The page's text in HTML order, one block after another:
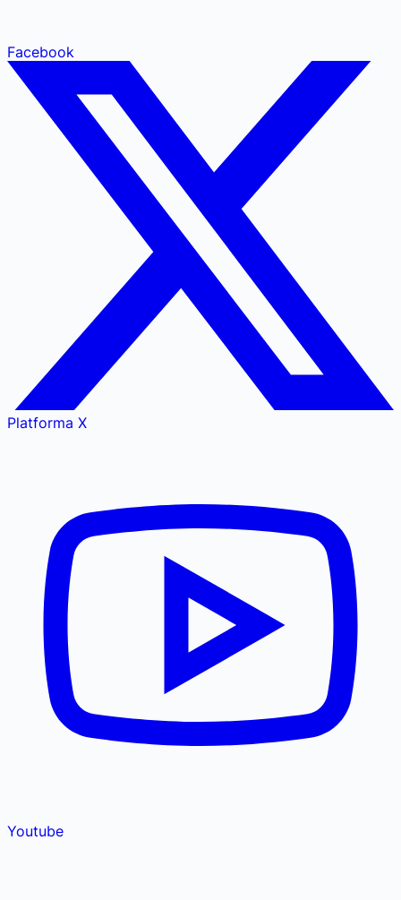
Facebook
Platforma X
Youtube